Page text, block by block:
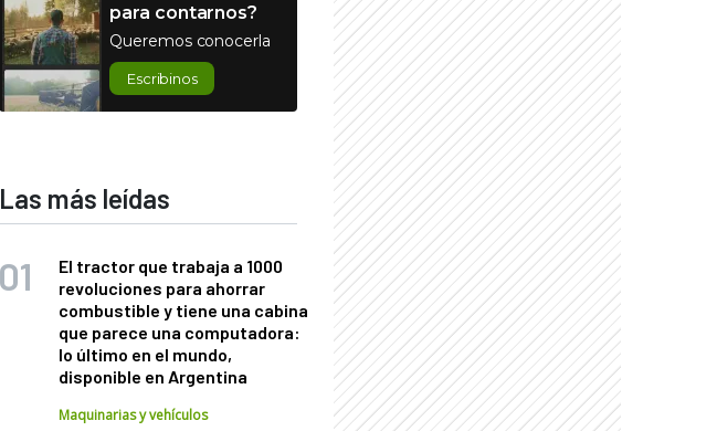
para contarnos?
Queremos conocerla
Escribinos
Las más leídas
El tractor que trabaja a 1000
revoluciones para ahorrar
combustible y tiene una cabina
que parece una computadora:
lo último en el mundo,
disponible en Argentina
Maquinarias y vehículos